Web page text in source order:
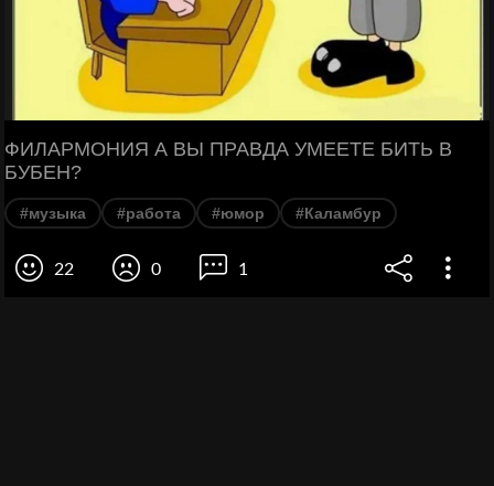
ФИЛАРМОНИЯ А ВЫ ПРАВДА УМЕЕТЕ БИТЬ В
БУБЕН?
#музыка #работа #юмор #Каламбур
22 0 1